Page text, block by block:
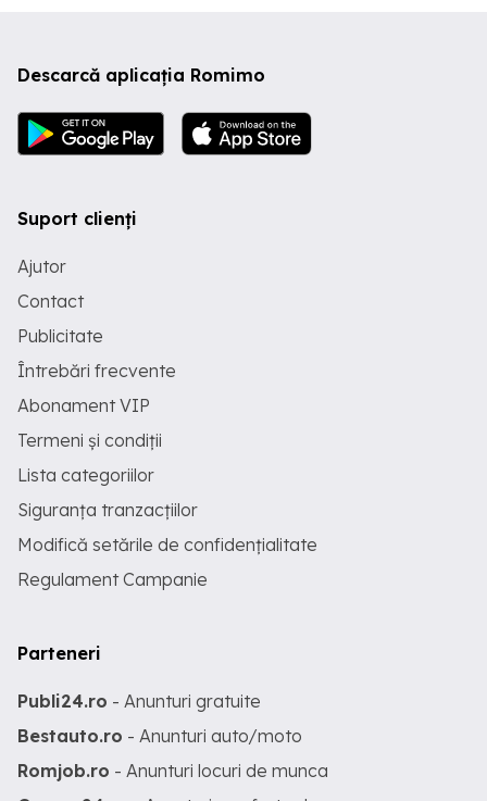
Descarcă aplicația Romimo
Suport clienți
Ajutor
Contact
Publicitate
Întrebări frecvente
Abonament VIP
Termeni și condiții
Lista categoriilor
Siguranța tranzacțiilor
Modifică setările de confidențialitate
Regulament Campanie
Parteneri
Publi24.ro - Anunturi gratuite
Bestauto.ro - Anunturi auto/moto
Romjob.ro - Anunturi locuri de munca